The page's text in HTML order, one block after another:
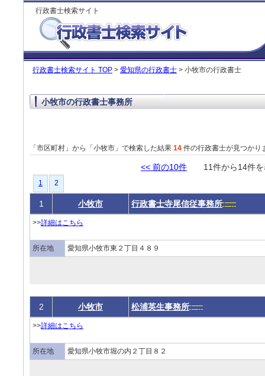
行政書士検索サイト
行政書士検索サイト TOP > 愛知県の行政書士 > 小牧市の行政書士
小牧市の行政書士事務所
「市区町村」から「小牧市」で検索した結果 14 件の行政書士が見つかり
<< 前の10件 11件から14件
1 2
1 小牧市 行政書士寺尾信従事務所
>>詳細はこちら
所在地 愛知県小牧市東２丁目４８９
2 小牧市 松浦英生事務所
>>詳細はこちら
所在地 愛知県小牧市堀の内２丁目８２